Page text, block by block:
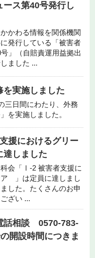
ース第40号発行し
かわる情報を関係機関
発行している「被害者
」（自賠責運用益拠出
ました ...
を実施しました
三日間にわたり、外務
を実施しました。
援におけるグリー
しました
会「Ⅰ-2 被害者支援に
ア 」は定員に達しまし
した。たくさんのお申
ざい ...
話相談 0570-783-
開設時間につきま